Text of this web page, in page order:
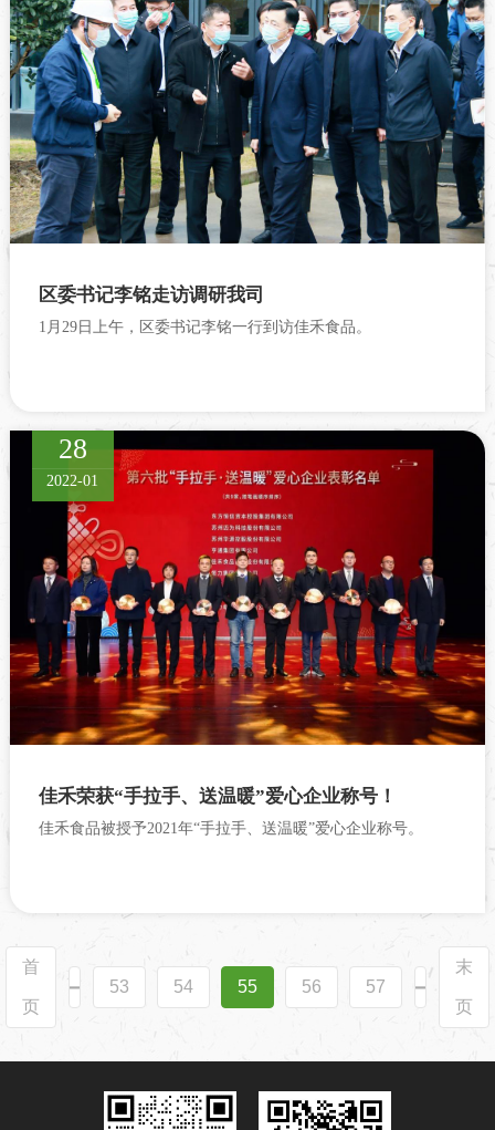
区委书记李铭走访调研我司
1月29日上午，区委书记李铭一行到访佳禾食品。
28
2022-01
佳禾荣获“手拉手、送温暖”爱心企业称号！
佳禾食品被授予2021年“手拉手、送温暖”爱心企业称号。
首
页
53 54 55 56 57
末
页